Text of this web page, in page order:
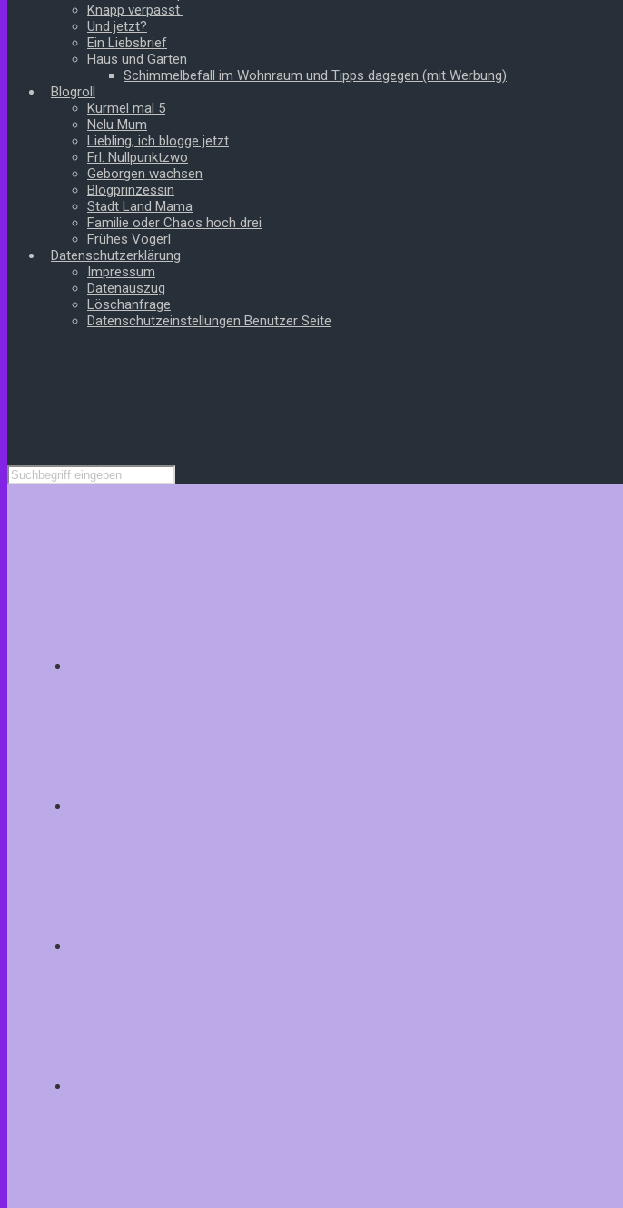
Knapp verpasst
Und jetzt?
Ein Liebsbrief
Haus und Garten
Schimmelbefall im Wohnraum und Tipps dagegen (mit Werbung)
Blogroll
Kurmel mal 5
Nelu Mum
Liebling, ich blogge jetzt
Frl. Nullpunktzwo
Geborgen wachsen
Blogprinzessin
Stadt Land Mama
Familie oder Chaos hoch drei
Frühes Vogerl
Datenschutzerklärung
Impressum
Datenauszug
Löschanfrage
Datenschutzeinstellungen Benutzer Seite